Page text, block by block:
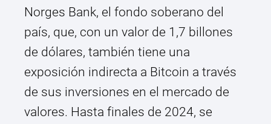
Norges Bank, el fondo soberano del
país, que, con un valor de 1,7 billones
de dólares, también tiene una
exposición indirecta a Bitcoin a través
de sus inversiones en el mercado de
valores. Hasta finales de 2024, se